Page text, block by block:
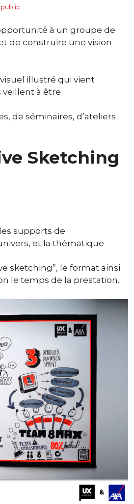
à un groupe de
de construire une vision
illustré qui vient
à être
de séminaires, d’ateliers
Sketching
supports de
et la thématique
sketching”, le format ainsi
le temps de la prestation.